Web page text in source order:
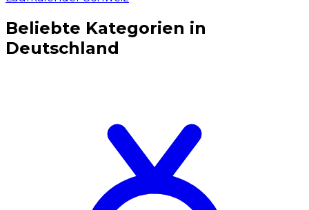
Beliebte Kategorien in
Deutschland